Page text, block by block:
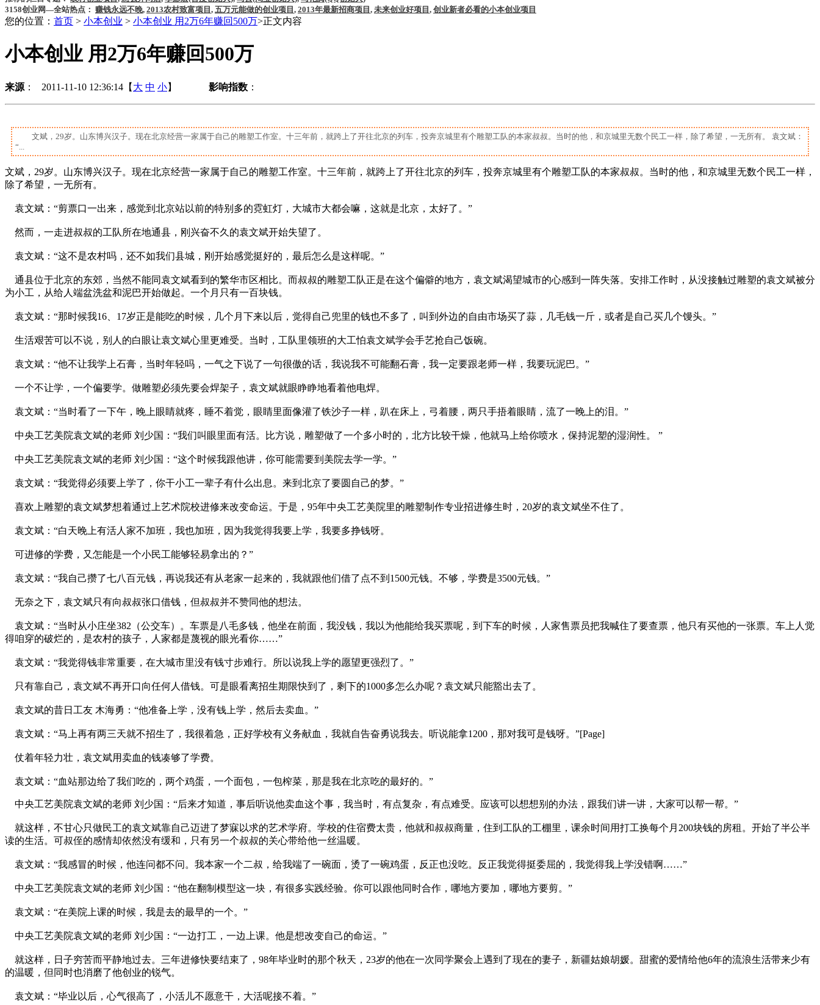
3158创业网—全站热点： 赚钱永远不晚, 2013农村致富项目 , 五万元能做的创业项目 , 2013年最新招商项目 , 未来创业好项目 , 创业新者必看的小本创业项目
您的位置： 首页 > 小本创业 > 小本创业 用2万6年赚回500万>正文内容
小本创业 用2万6年赚回500万
来源 ： 2011-11-10 12:36:14【 大 中 小】 影响指数 ：
文斌，29岁。山东博兴汉子。现在北京经营一家属于自己的雕塑工作室。十三年前，就跨上了开往北京的列车，投奔京城里有个雕塑工队的本家叔叔。当时的他，和京城里无数个民工一样，除了希望，一无所有。 袁文斌：
“...
文斌，29岁。山东博兴汉子。现在北京经营一家属于自己的雕塑工作室。十三年前，就跨上了开往北京的列车，投奔京城里有个雕塑工队的本家叔叔。当时的他，和京城里无数个民工一样，
除了希望，一无所有。
袁文斌：“剪票口一出来，感觉到北京站以前的特别多的霓虹灯，大城市大都会嘛，这就是北京，太好了。”
然而，一走进叔叔的工队所在地通县，刚兴奋不久的袁文斌开始失望了。
袁文斌：“这不是农村吗，还不如我们县城，刚开始感觉挺好的，最后怎么是这样呢。”
通县位于北京的东郊，当然不能同袁文斌看到的繁华市区相比。而叔叔的雕塑工队正是在这个偏僻的地方，袁文斌渴望城市的心感到一阵失落。安排工作时，从没接触过雕塑的袁文斌被分
为小工，从给人端盆洗盆和泥巴开始做起。一个月只有一百块钱。
袁文斌：“那时候我16、17岁正是能吃的时候，几个月下来以后，觉得自己兜里的钱也不多了，叫到外边的自由市场买了蒜，几毛钱一斤，或者是自己买几个馒头。”
生活艰苦可以不说，别人的白眼让袁文斌心里更难受。当时，工队里领班的大工怕袁文斌学会手艺抢自己饭碗。
袁文斌：“他不让我学上石膏，当时年轻吗，一气之下说了一句很傲的话，我说我不可能翻石膏，我一定要跟老师一样，我要玩泥巴。”
一个不让学，一个偏要学。做雕塑必须先要会焊架子，袁文斌就眼睁睁地看着他电焊。
袁文斌：“当时看了一下午，晚上眼睛就疼，睡不着觉，眼睛里面像灌了铁沙子一样，趴在床上，弓着腰，两只手捂着眼睛，流了一晚上的泪。”
中央工艺美院袁文斌的老师 刘少国：“我们叫眼里面有活。比方说，雕塑做了一个多小时的，北方比较干燥，他就马上给你喷水，保持泥塑的湿润性。 ”
中央工艺美院袁文斌的老师 刘少国：“这个时候我跟他讲，你可能需要到美院去学一学。”
袁文斌：“我觉得必须要上学了，你干小工一辈子有什么出息。来到北京了要圆自己的梦。”
喜欢上雕塑的袁文斌梦想着通过上艺术院校进修来改变命运。于是，95年中央工艺美院里的雕塑制作专业招进修生时，20岁的袁文斌坐不住了。
袁文斌：“白天晚上有活人家不加班，我也加班，因为我觉得我要上学，我要多挣钱呀。
可进修的学费，又怎能是一个小民工能够轻易拿出的？”
袁文斌：“我自己攒了七八百元钱，再说我还有从老家一起来的，我就跟他们借了点不到1500元钱。不够，学费是3500元钱。”
无奈之下，袁文斌只有向叔叔张口借钱，但叔叔并不赞同他的想法。
袁文斌：“当时从小庄坐382（公交车）。车票是八毛多钱，他坐在前面，我没钱，我以为他能给我买票呢，到下车的时候，人家售票员把我喊住了要查票，他只有买他的一张票。车上人觉
得咱穿的破烂的，是农村的孩子，人家都是蔑视的眼光看你……”
袁文斌：“我觉得钱非常重要，在大城市里没有钱寸步难行。所以说我上学的愿望更强烈了。”
只有靠自己，袁文斌不再开口向任何人借钱。可是眼看离招生期限快到了，剩下的1000多怎么办呢？袁文斌只能豁出去了。
袁文斌的昔日工友 木海勇：“他准备上学，没有钱上学，然后去卖血。”
袁文斌：“马上再有两三天就不招生了，我很着急，正好学校有义务献血，我就自告奋勇说我去。听说能拿1200，那对我可是钱呀。”[Page]
仗着年轻力壮，袁文斌用卖血的钱凑够了学费。
袁文斌：“血站那边给了我们吃的，两个鸡蛋，一个面包，一包榨菜，那是我在北京吃的最好的。”
中央工艺美院袁文斌的老师 刘少国：“后来才知道，事后听说他卖血这个事，我当时，有点复杂，有点难受。应该可以想想别的办法，跟我们讲一讲，大家可以帮一帮。”
就这样，不甘心只做民工的袁文斌靠自己迈进了梦寐以求的艺术学府。学校的住宿费太贵，他就和叔叔商量，住到工队的工棚里，课余时间用打工换每个月200块钱的房租。开始了半公半
读的生活。可叔侄的感情却依然没有缓和，只有另一个叔叔的关心带给他一丝温暖。
袁文斌：“我感冒的时候，他连问都不问。我本家一个二叔，给我端了一碗面，烫了一碗鸡蛋，反正也没吃。反正我觉得挺委屈的，我觉得我上学没错啊……”
中央工艺美院袁文斌的老师 刘少国：“他在翻制模型这一块，有很多实践经验。你可以跟他同时合作，哪地方要加，哪地方要剪。”
袁文斌：“在美院上课的时候，我是去的最早的一个。”
中央工艺美院袁文斌的老师 刘少国：“一边打工，一边上课。他是想改变自己的命运。”
就这样，日子穷苦而平静地过去。三年进修快要结束了，98年毕业时的那个秋天，23岁的他在一次同学聚会上遇到了现在的妻子，新疆姑娘胡媛。甜蜜的爱情给他6年的流浪生活带来少有
的温暖，但同时也消磨了他创业的锐气。
袁文斌：“毕业以后，心气很高了，小活儿不愿意干，大活呢接不着。”